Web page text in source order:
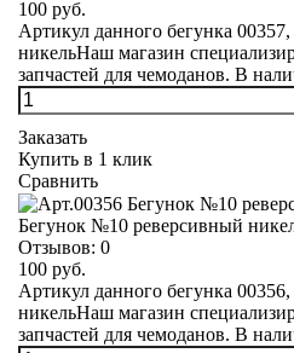
100 руб.
Артикул данного бегунка
никельНаш магазин
запчастей для чемоданов. В
Заказать
Купить в 1 клик
Сравнить
Бегунок №10 реверсивный
Отзывов: 0
100 руб.
Артикул данного бегунка
никельНаш магазин
запчастей для чемоданов. В